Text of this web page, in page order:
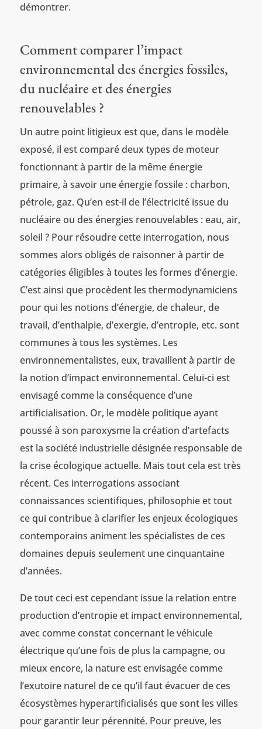
démontrer.
Comment comparer l’impact
environnemental des énergies fossiles,
du nucléaire et des énergies
renouvelables ?
Un autre point litigieux est que, dans le modèle
exposé, il est comparé deux types de moteur
fonctionnant à partir de la même énergie
primaire, à savoir une énergie fossile : charbon,
pétrole, gaz. Qu’en est-il de l’électricité issue du
nucléaire ou des énergies renouvelables : eau, air,
soleil ? Pour résoudre cette interrogation, nous
sommes alors obligés de raisonner à partir de
catégories éligibles à toutes les formes d’énergie.
C’est ainsi que procèdent les thermodynamiciens
pour qui les notions d’énergie, de chaleur, de
travail, d’enthalpie, d’exergie, d’entropie, etc. sont
communes à tous les systèmes. Les
environnementalistes, eux, travaillent à partir de
la notion d’impact environnemental. Celui-ci est
envisagé comme la conséquence d’une
artificialisation. Or, le modèle politique ayant
poussé à son paroxysme la création d’artefacts
est la société industrielle désignée responsable de
la crise écologique actuelle. Mais tout cela est très
récent. Ces interrogations associant
connaissances scientifiques, philosophie et tout
ce qui contribue à clarifier les enjeux écologiques
contemporains animent les spécialistes de ces
domaines depuis seulement une cinquantaine
d’années.
De tout ceci est cependant issue la relation entre
production d’entropie et impact environnemental,
avec comme constat concernant le véhicule
électrique qu’une fois de plus la campagne, ou
mieux encore, la nature est envisagée comme
l’exutoire naturel de ce qu’il faut évacuer de ces
écosystèmes hyperartificialisés que sont les villes
pour garantir leur pérennité. Pour preuve, les